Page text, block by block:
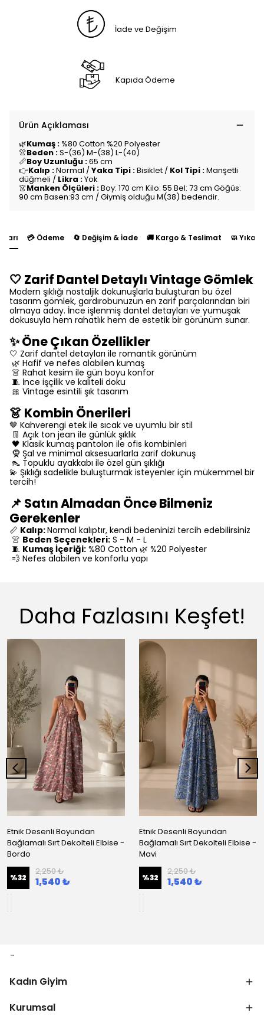
İade ve Değişim
Kapıda Ödeme
Ürün Açıklaması
🌿Kumaş :%80 Cotton %20 Polyester
👚Beden :S-(36) M-(38) L-(40)
📏Boy Uzunluğu :65 cm
👉Kalıp :Normal /Yaka Tipi :Bisiklet / Kol Tipi :Manşetli
düğmeli / Likra :Yok
👗Manken Ölçüleri :Boy: 170 cm Kilo: 55 Bel: 73 cm Göğüs:
90 cm Basen:93 cm / Giymiş olduğu M(38) bedendir.
💳 Ödeme 🔄 Değişim & İade 🚚 Kargo & Teslimat 🧼
🤍 Zarif Dantel Detaylı Vintage Gömlek
Modern şıklığı nostaljik dokunuşlarla buluşturan bu özel
tasarım gömlek, gardırobunuzun en zarif parçalarından biri
olmaya aday. İnce işlenmiş dantel detayları ve yumuşak
dokusuyla hem rahatlık hem de estetik bir görünüm sunar.
✨ Öne Çıkan Özellikler
🤍 Zarif dantel detayları ile romantik görünüm
🌿 Hafif ve nefes alabilen kumaş
👗 Rahat kesim ile gün boyu konfor
🧵 İnce işçilik ve kaliteli doku
🎀 Vintage esintili şık tasarım
👗 Kombin Önerileri
🤎 Kahverengi etek ile sıcak ve uyumlu bir stil
👖 Açık ton jean ile günlük şıklık
🖤 Klasik kumaş pantolon ile ofis kombinleri
🧕 Şal ve minimal aksesuarlarla zarif dokunuş
👠 Topuklu ayakkabı ile özel gün şıklığı
💫 Şıklığı sadelikle buluşturmak isteyenler için mükemmel bir
tercih!
📌 Satın Almadan Önce Bilmeniz
Gerekenler
📏 Kalıp:Normal kalıptır, kendi bedeninizi tercih edebilirsiniz
👚 Beden Seçenekleri: S - M - L
🧵 Kumaş İçeriği: %80 Cotton 🌿 %20 Polyester
💨 Nefes alabilen ve konforlu yapı
Daha Fazlasını Keşfet!
Etnik Desenli Boyundan
Bağlamalı Sırt Dekolteli Elbise -
Bordo
%32
2,250 ₺
1,540 ₺
Etnik Desenli Boyundan
Bağlamalı Sırt Dekolteli Elbise -
Mavi
%32
2,250 ₺
1,540 ₺
Kadın Giyim
Kurumsal